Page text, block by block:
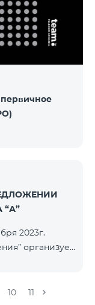
համար թիմերն
Team
Հայկ
2023г.
организует
10 11